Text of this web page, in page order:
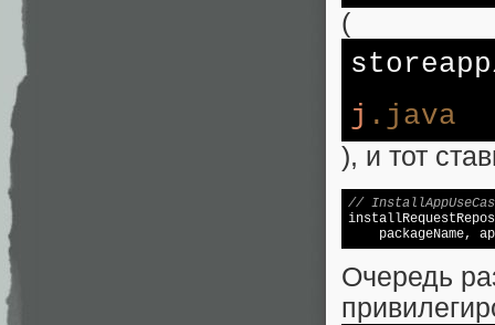
(
storeapp
j .java
), и тот
//
packageName,
Очередь